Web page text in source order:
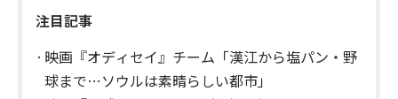
注目記事
映画『オディセイ』チーム「漢江から塩パン・野
球まで…ソウルは素晴らしい都市」